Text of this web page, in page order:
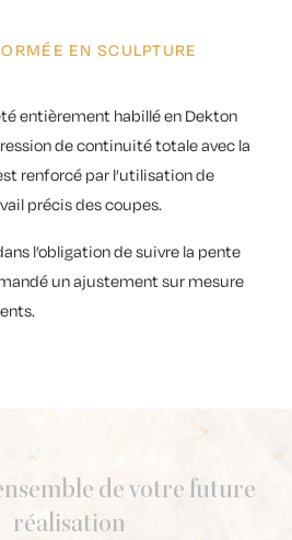
EN SCULPTURE
entièrement habillé en Dekton
de continuité totale avec la
renforcé par l’utilisation de
précis des coupes.
l’obligation de suivre la pente
un ajustement sur mesure
de votre future
réalisation